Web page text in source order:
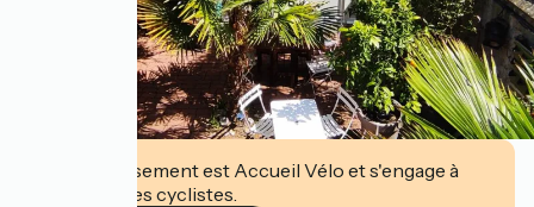
Cet établissement est Accueil Vélo et s'engage à
accueillir des cyclistes.